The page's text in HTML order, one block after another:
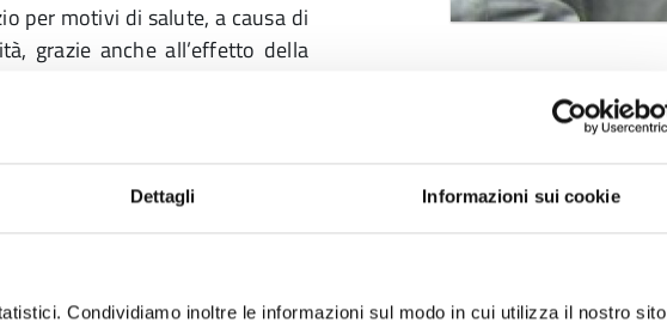
Dettagli Informazioni sui cookie
Condividiamo inoltre le informazioni sul modo in cui utilizza il nostro sito
per motivi di salute, a causa di
grazie anche all’effetto della
dell’ospedale di Castelnovo
delle misure di prevenzione